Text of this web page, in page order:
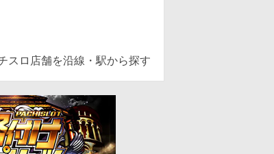
スロ店舗を沿線・駅から探す